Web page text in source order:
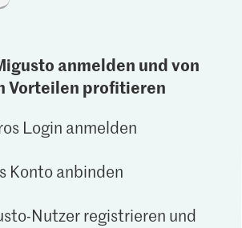
anmelden und von
Vorteilen profitieren
Login anmelden
Konto anbinden
Nutzer registrieren und